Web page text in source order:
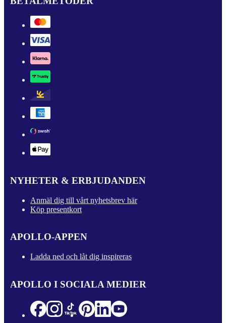
NYHETER & ERBJUDANDEN
Anmäl dig till vårt nyhetsbrev här
Köp presentkort
APOLLO-APPEN
Ladda ned och låt dig inspireras
APOLLO I SOCIALA MEDIER